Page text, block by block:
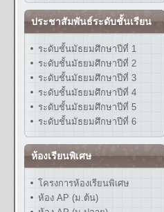
ประชาสัมพันธ์ระดับชั้นเรียน
ระดับชั้นมัธยมศึกษาปีที่ 1
ระดับชั้นมัธยมศึกษาปีที่ 2
ระดับชั้นมัธยมศึกษาปีที่ 3
ระดับชั้นมัธยมศึกษาปีที่ 4
ระดับชั้นมัธยมศึกษาปีที่ 5
ระดับชั้นมัธยมศึกษาปีที่ 6
ห้องเรียนพิเศษ
โครงการห้องเรียนพิเศษ
ห้อง AP (ม.ต้น)